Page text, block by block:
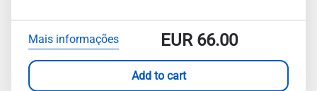
Mais informações EUR66.00
Add to cart